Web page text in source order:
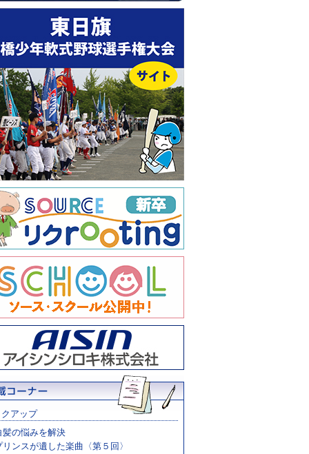
アップ
髪の悩みを解決
リンスが遺した楽曲〈第５回〉